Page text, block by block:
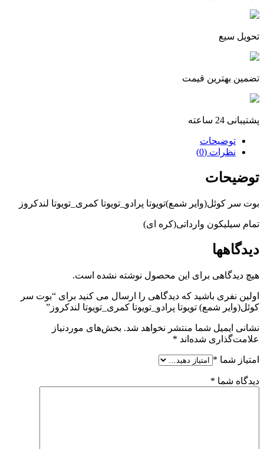
تحویل سیع
تضمین بهترین قیمت
پشتیبانی 24 ساعته
توضیحات
نظرات (0)
توضیحات
بوت سر کوئل(وایر شمع)تویوتا پرادو_تویوتا کمری_تویوتا لندکروز
تمام سیلیکون وارداتی(کره ای)
دیدگاهها
هیچ دیدگاهی برای این محصول نوشته نشده است.
اولین نفری باشید که دیدگاهی را ارسال می کنید برای “بوت سر
کوئل(وایر شمع) تویوتا پرادو_تویوتا کمری_تویوتا لندکروز”
نشانی ایمیل شما منتشر نخواهد شد. بخش‌های موردنیاز
علامت‌گذاری شده‌اند *
امتیاز شما *
دیدگاه شما *